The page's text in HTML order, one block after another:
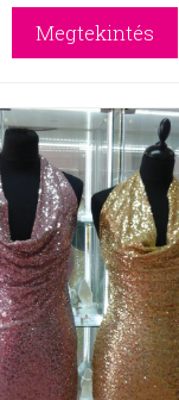
Megtekintés